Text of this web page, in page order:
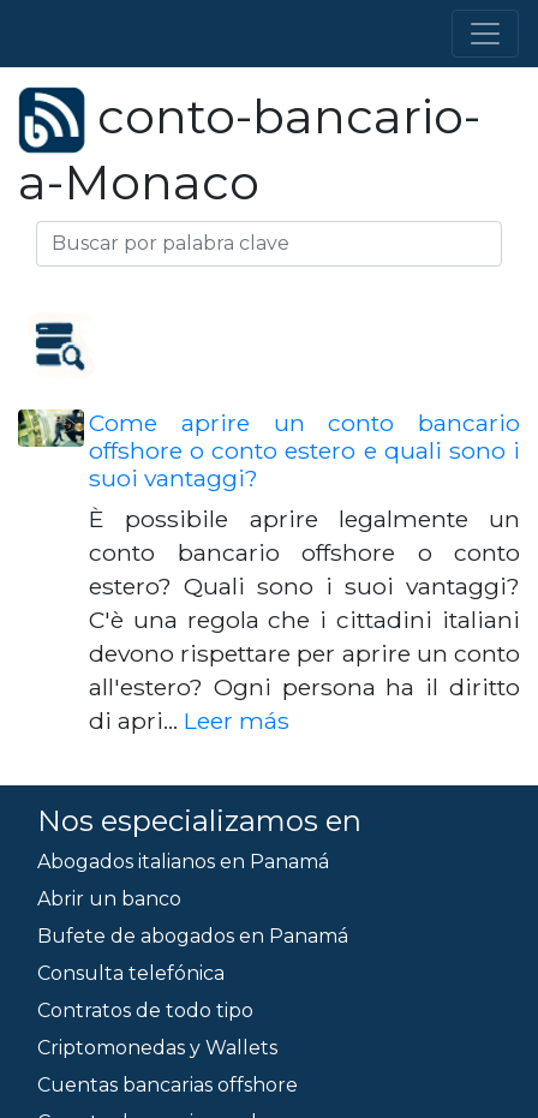
conto-bancario-
a-Monaco
Come aprire un conto bancario
offshore o conto estero e quali sono i
suoi vantaggi?
È possibile aprire legalmente un
conto bancario offshore o conto
estero? Quali sono i suoi vantaggi?
C'è una regola che i cittadini italiani
devono rispettare per aprire un conto
all'estero? Ogni persona ha il diritto
di apri… Leer más
Nos especializamos en
Abogados italianos en Panamá
Abrir un banco
Bufete de abogados en Panamá
Consulta telefónica
Contratos de todo tipo
Criptomonedas y Wallets
Cuentas bancarias offshore